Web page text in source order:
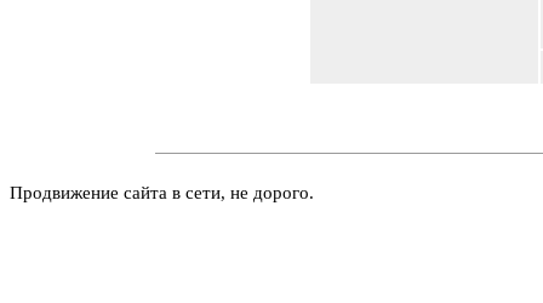
Продвижение сайта в сети, не дорого.